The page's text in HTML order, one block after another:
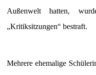
Außenwelt hatten,
„Kritiksitzungen“ bestraft.
Mehrere ehemalige